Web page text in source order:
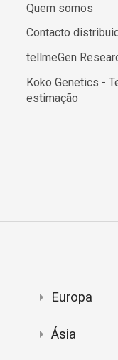
Quem somos
Contacto
tellmeGen
Koko Genetics -
estimação
Europa
Ásia